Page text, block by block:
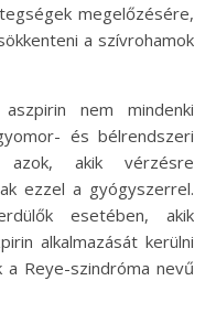
megelőzésére,
a szívrohamok
nem mindenki
és bélrendszeri
azok, akik vérzésre
ezzel a gyógyszerrel.
esetében, akik
alkalmazását kerülni
Reye-szindróma nevű